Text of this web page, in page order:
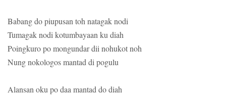
Babang do piupusan toh natagak nodi
Tumagak nodi kotumbayaan ku diah
Poingkuro po mongundar dii nohukot noh
Nung nokologos mantad di pogulu
Alansan oku po daa mantad do diah